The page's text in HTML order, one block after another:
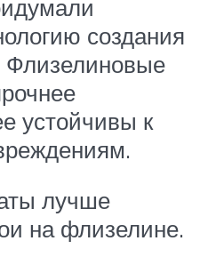
создания
Флизелиновые
устойчивы к
лучше
на флизелине.